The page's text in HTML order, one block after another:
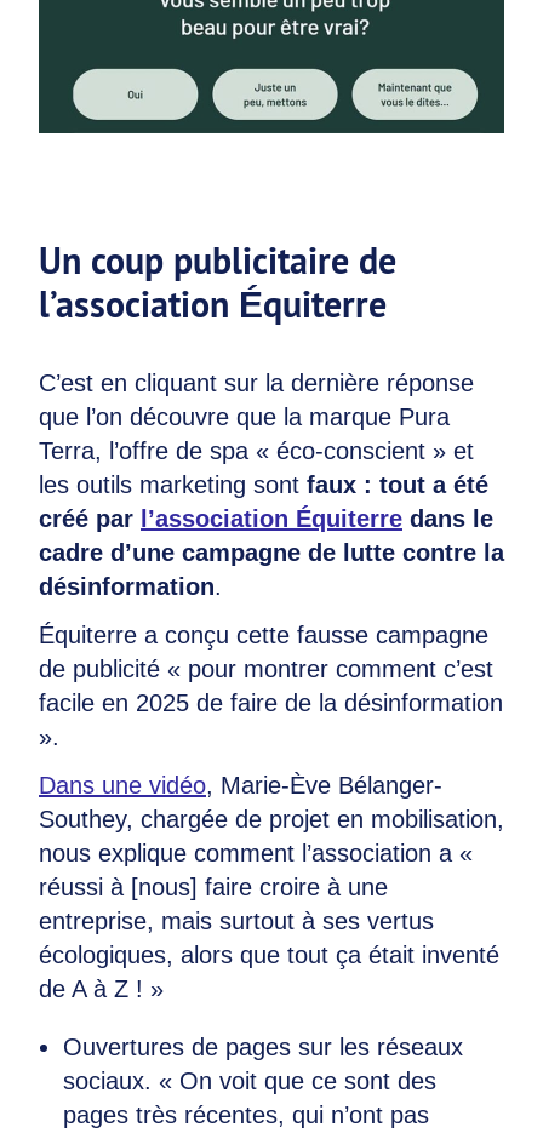
Un coup publicitaire de
l’association Équiterre
C’est en cliquant sur la dernière réponse
que l’on découvre que la marque Pura
Terra, l’offre de spa « éco-conscient » et
les outils marketing sont faux : tout a été
créé par l’association Équiterre dans le
cadre d’une campagne de lutte contre la
désinformation.
Équiterre a conçu cette fausse campagne
de publicité « pour montrer comment c’est
facile en 2025 de faire de la désinformation
».
Dans une vidéo, Marie-Ève Bélanger-
Southey, chargée de projet en mobilisation,
nous explique comment l’association a «
réussi à [nous] faire croire à une
entreprise, mais surtout à ses vertus
écologiques, alors que tout ça était inventé
de A à Z ! »
Ouvertures de pages sur les réseaux
sociaux. « On voit que ce sont des
pages très récentes, qui n’ont pas